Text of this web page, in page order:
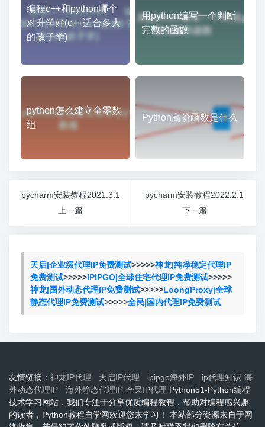
编程c++和python哪个
对升学好(c++适合多大
的孩子学)
用python编写一个判断
完数的函数
python怎么建立全零数
组
Python高阶函数是什么
pycharm安装教程2021.3.1
上一篇
pycharm安装教程2022.2.1
下一篇
天启|企业级代理IP免费测试>>>>>神龙|纯净稳定代理IP
免费测试>>>>>IPIPGO|全球住宅代理IP免费测试>>>>>
神龙|国外动态代理IP免费测试>>>>>LoongProxy|全球
静态代理IP免费测试>>>>>全民|国内代理IP免费测试
友情链接： 神龙IP代理 天启IP代理 ipipgo海外IP ip代理知识 海
外动态代理IP
海外静态代理IP 全民IP代理 Python51-Python编程
技术学习网站，我们专注于分享优质编程教程，帮助对编程感兴趣
的读者，Python教程自学网欢迎您来学习！ 本站部分资源来自于网